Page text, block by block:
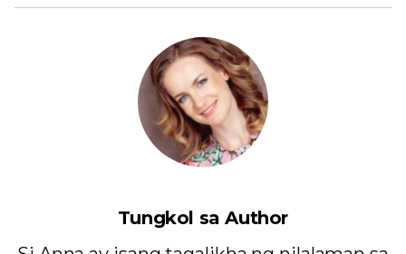
Tungkol sa Author